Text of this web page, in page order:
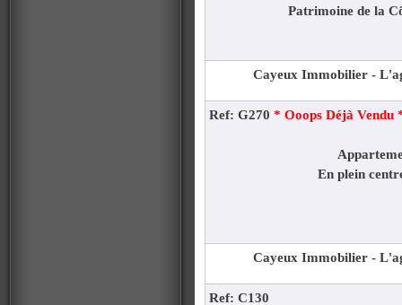
Patrimoine de la
Cayeux Immobilier -
Ref: G270 * Ooops Déjà Vendu
En plein
Cayeux Immobilier -
Ref: C130